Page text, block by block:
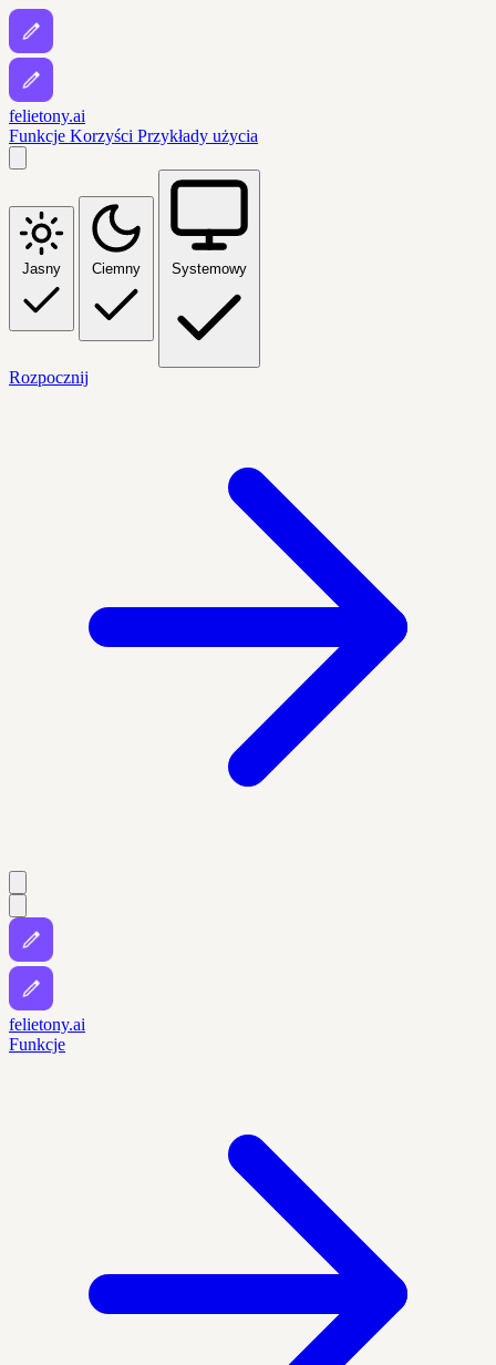
felietony.ai
Funkcje Korzyści Przykłady użycia
Jasny Ciemny Systemowy
Rozpocznij
felietony.ai
Funkcje